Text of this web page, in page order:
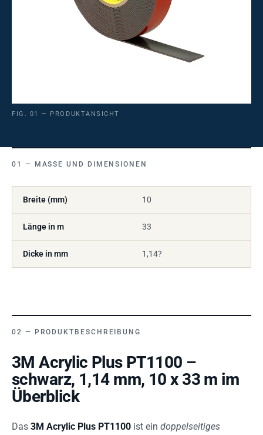
FIG. 01 — PRODUKTANSICHT
MASSE UND DIMENSIONEN
Breite (mm) 10
Länge in m 33
Dicke in mm 1,14?
PRODUKTBESCHREIBUNG
3M Acrylic Plus PT1100 –
schwarz, 1,14 mm, 10 x 33 m im
Überblick
Das 3M Acrylic Plus PT1100 ist ein doppelseitiges